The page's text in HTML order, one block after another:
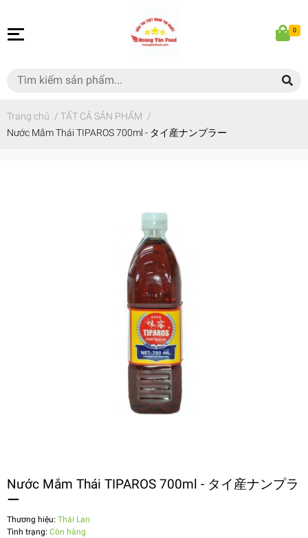
0
Trang chủ / TẤT CẢ SẢN PHẨM /
Nước Mắm Thái TIPAROS 700ml - タイ産ナンプラー
Nước Mắm Thái TIPAROS 700ml - タイ産ナンプラ
ー
Thương hiệu: Thái Lan
Tình trạng: Còn hàng